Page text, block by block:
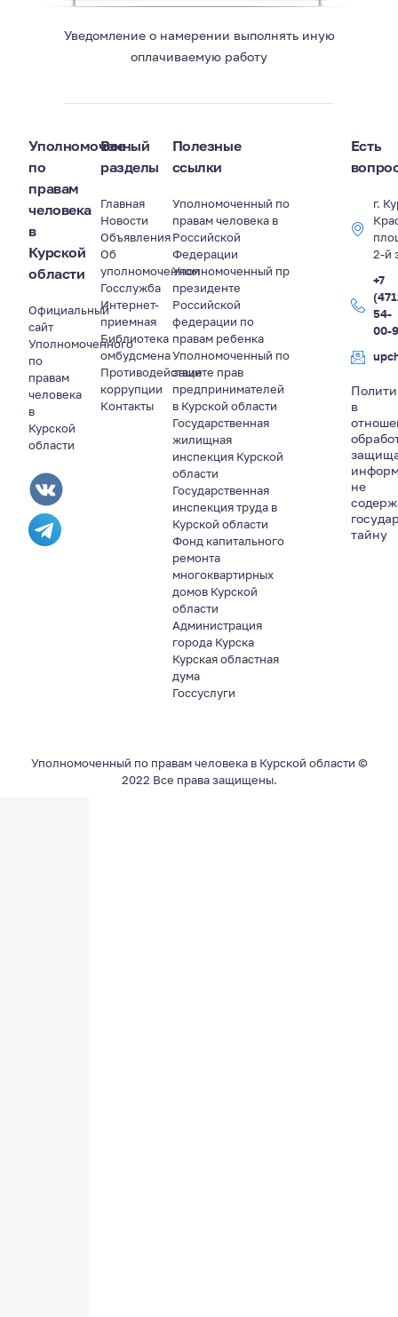
Уведомление о намерении выполнять иную
оплачиваемую работу
Уполномоченный
по
правам
человека
в
Курской
области
Официальный
сайт
Уполномоченного
по
правам
человека
в
Курской
области
Все
разделы
Главная
Новости
Объявления
Об
уполномоченном
Госслужба
Интернет-
приемная
Библиотека
омбудсмена
Противодействие
коррупции
Контакты
Полезные
ссылки
Уполномоченный по
правам человека в
Российской
Федерации
Уполномоченный пр
президенте
Российской
федерации по
правам ребенка
Уполномоченный по
защите прав
предпринимателей
в Курской области
Государственная
жилищная
инспекция Курской
области
Государственная
инспекция труда в
Курской области
Фонд капитального
ремонта
многоквартирных
домов Курской
области
Администрация
города Курска
Курская областная
дума
Госсуслуги
Есть
г.
2-й
+7
54-
00-
в
не
тайну
Уполномоченный по правам человека в Курской области ©
2022 Все права защищены.